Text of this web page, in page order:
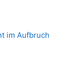
im Aufbruch